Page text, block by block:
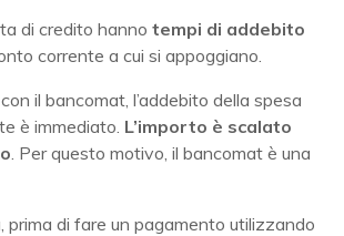
di credito hanno tempi di addebito
corrente a cui si appoggiano.
il bancomat, l’addebito della spesa
è immediato. L’importo è scalato
. Per questo motivo, il bancomat è una
prima di fare un pagamento utilizzando